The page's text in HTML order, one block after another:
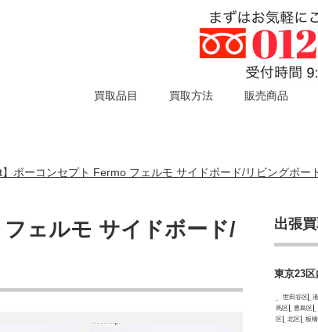
買取品目 買取方法 販売商品
】ボーコンセプト Fermo フェルモ サイドボード/リビングボー
ェルモ サイドボード/
出張
東京23区
世田谷区
馬区
豊島区
区
北区 板